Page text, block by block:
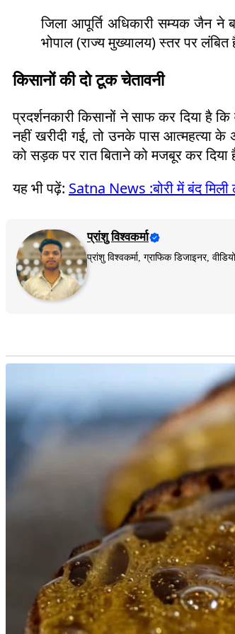
जिला आपूर्ति अधिकारी सम्यक जैन ने
भोपाल (राज्य मुख्यालय) स्तर पर लंबित
किसानों की दो टूक चेतावनी
प्रदर्शनकारी किसानों ने साफ कर दिया है
नहीं खरीदी गई, तो उनके पास आत्महत्या के
को सड़क पर रात बिताने को मजबूर कर दिया
यह भी पढ़ें: Satna News :बोरी में बंद
प्रांशु विश्वकर्मा
प्रांशु विश्वकर्मा, ग्राफिक डिजाइनर,